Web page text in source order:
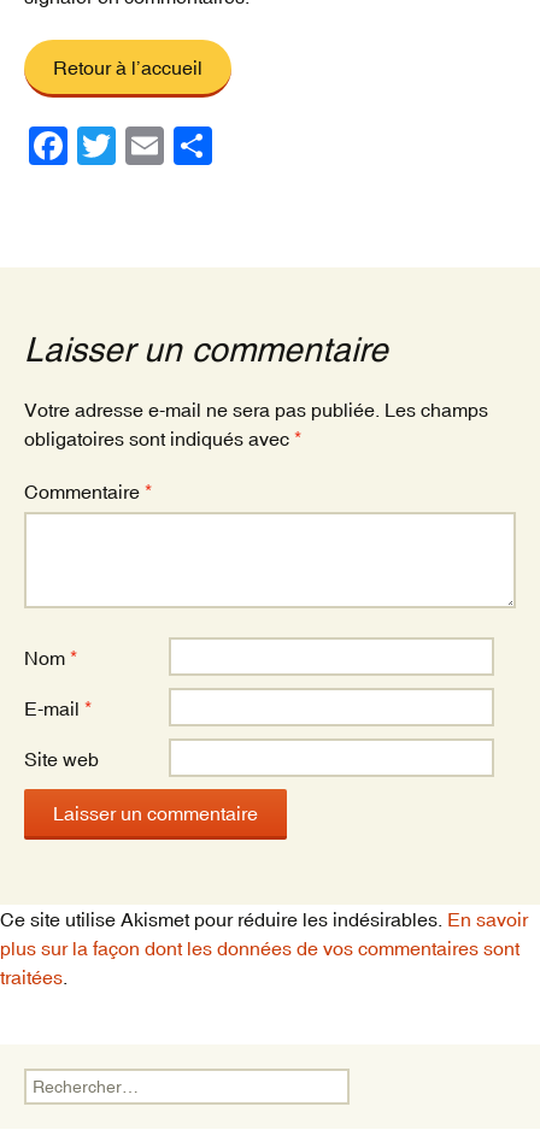
Retour à l’accueil
F
e
o
o
k
T
er
E
g
Laisser un commentaire
Votre adresse e-mail ne sera pas publiée. Les champs
obligatoires sont indiqués avec *
Commentaire *
Nom *
E-mail *
Site web
Ce site utilise Akismet pour réduire les indésirables. En savoir
plus sur la façon dont les données de vos commentaires sont
traitées
Rechercher :